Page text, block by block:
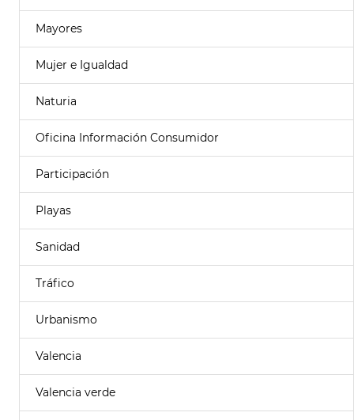
Mayores
Mujer e Igualdad
Naturia
Oficina Información Consumidor
Participación
Playas
Sanidad
Tráfico
Urbanismo
Valencia
Valencia verde